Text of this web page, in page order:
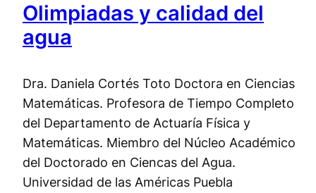
Olimpiadas y calidad del
agua
Dra. Daniela Cortés Toto Doctora en Ciencias
Matemáticas. Profesora de Tiempo Completo
del Departamento de Actuaría Física y
Matemáticas. Miembro del Núcleo Académico
del Doctorado en Ciencas del Agua.
Universidad de las Américas Puebla